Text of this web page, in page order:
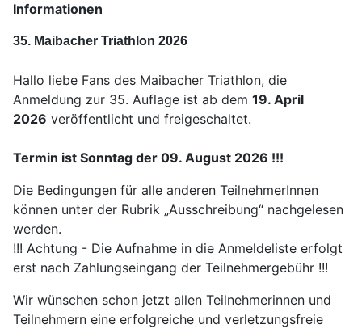
Informationen
35. Maibacher Triathlon 2026
Hallo liebe Fans des Maibacher Triathlon, die
Anmeldung zur 35. Auflage ist ab dem 19. April
2026 veröffentlicht und freigeschaltet.
Termin ist Sonntag der 09. August 2026 !!!
Die Bedingungen für alle anderen TeilnehmerInnen
können unter der Rubrik „Ausschreibung“ nachgelesen
werden.
!!! Achtung - Die Aufnahme in die Anmeldeliste erfolgt
erst nach Zahlungseingang der Teilnehmergebühr !!!
Wir wünschen schon jetzt allen Teilnehmerinnen und
Teilnehmern eine erfolgreiche und verletzungsfreie